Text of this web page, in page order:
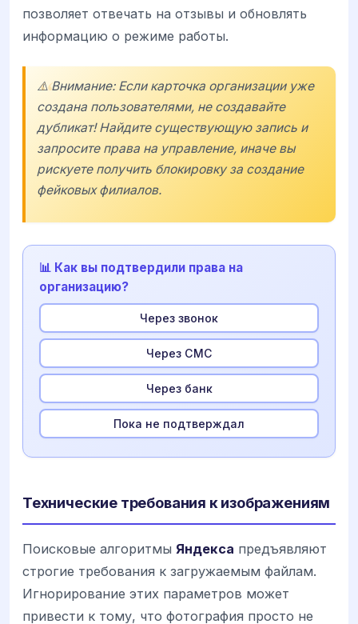
позволяет отвечать на отзывы и обновлять
информацию о режиме работы.
⚠️ Внимание: Если карточка организации уже
создана пользователями, не создавайте
дубликат! Найдите существующую запись и
запросите права на управление, иначе вы
рискуете получить блокировку за создание
фейковых филиалов.
📊 Как вы подтвердили права на
организацию?
Через звонок
Через СМС
Через банк
Пока не подтверждал
Технические требования к изображениям
Поисковые алгоритмы Яндекса предъявляют
строгие требования к загружаемым файлам.
Игнорирование этих параметров может
привести к тому, что фотография просто не